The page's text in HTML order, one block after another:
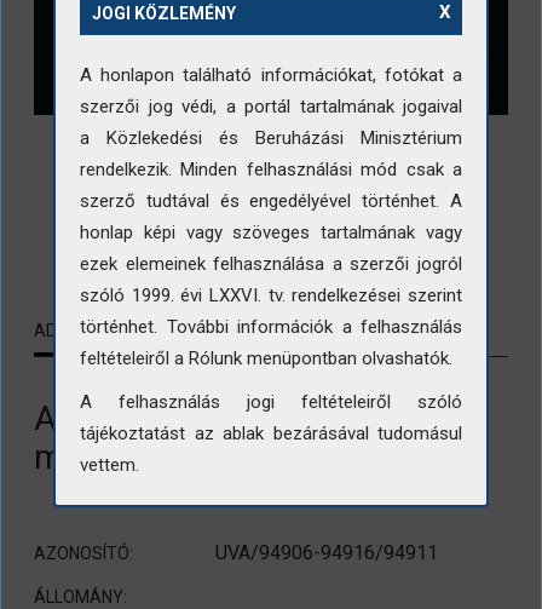
LETÖLTÉS
ADATLAP KAPCSOLÓDÓ TARTALMAK
Az Uszty-Ilim művelődési ház
modellje
AZONOSÍTÓ: UVA/94906-94916/94911
ÁLLOMÁNY:
X
JOGI KÖZLEMÉNY
A honlapon található információkat, fotókat a
szerzői jog védi, a portál tartalmának jogaival
a Közlekedési és Beruházási Minisztérium
rendelkezik. Minden felhasználási mód csak a
szerző tudtával és engedélyével történhet. A
honlap képi vagy szöveges tartalmának vagy
ezek elemeinek felhasználása a szerzői jogról
szóló 1999. évi LXXVI. tv. rendelkezései szerint
történhet. További információk a felhasználás
feltételeiről a Rólunk menüpontban olvashatók.
A felhasználás jogi feltételeiről szóló
tájékoztatást az ablak bezárásával tudomásul
vettem.